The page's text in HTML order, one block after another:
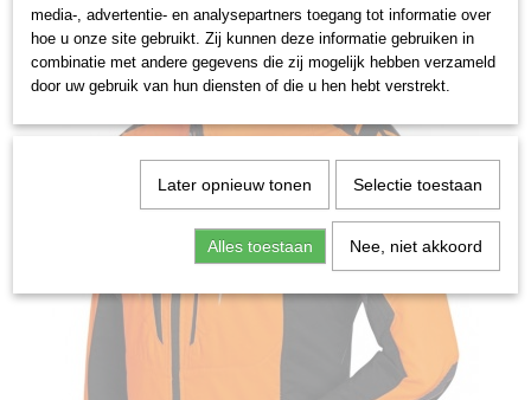
media-, advertentie- en analysepartners toegang tot informatie over
hoe u onze site gebruikt. Zij kunnen deze informatie gebruiken in
combinatie met andere gegevens die zij mogelijk hebben verzameld
door uw gebruik van hun diensten of die u hen hebt verstrekt.
Later opnieuw tonen Selectie toestaan
Alles toestaan Nee, niet akkoord